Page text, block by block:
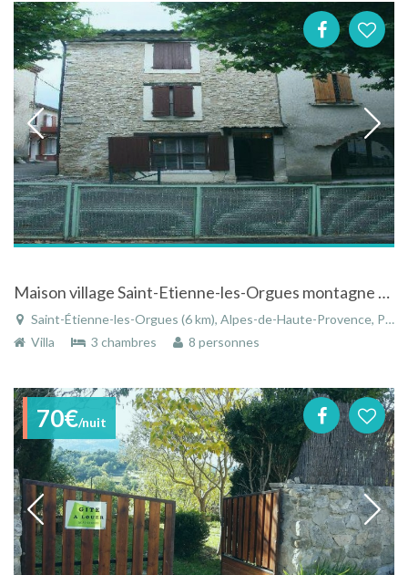
Maison village Saint-Etienne-les-Orgues montagne de lure
Saint-Étienne-les-Orgues (6 km), Alpes-de-Haute-Provence, Provence-Alpes-Côte d'Azur, France
Villa
3 chambres 8 personnes
70€/nuit